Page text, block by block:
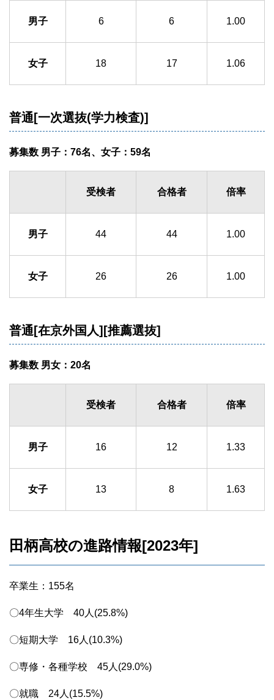
男子 6 6 1.00
女子 18 17 1.06
普通[一次選抜(学力検査)]
募集数 男子：76名、女子：59名
受検者 合格者 倍率
男子 44 44 1.00
女子 26 26 1.00
普通[在京外国人][推薦選抜]
募集数 男女：20名
受検者 合格者 倍率
男子 16 12 1.33
女子 13 8 1.63
田柄高校の進路情報[2023年]
卒業生：155名
〇4年生大学 40人(25.8%)
〇短期大学 16人(10.3%)
〇専修・各種学校 45人(29.0%)
〇就職 24人(15.5%)